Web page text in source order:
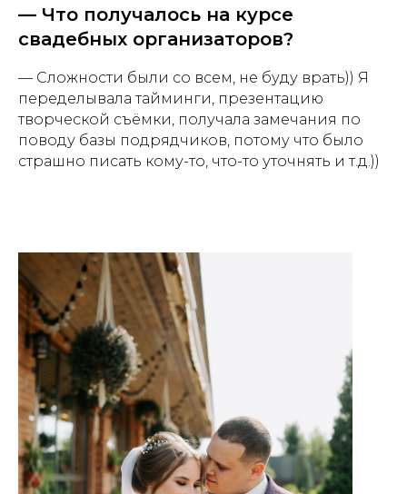
— Что получалось на курсе
свадебных организаторов?
— Сложности были со всем, не буду врать)) Я
переделывала тайминги, презентацию
творческой съёмки, получала замечания по
поводу базы подрядчиков, потому что было
страшно писать кому-то, что-то уточнять и т.д.))